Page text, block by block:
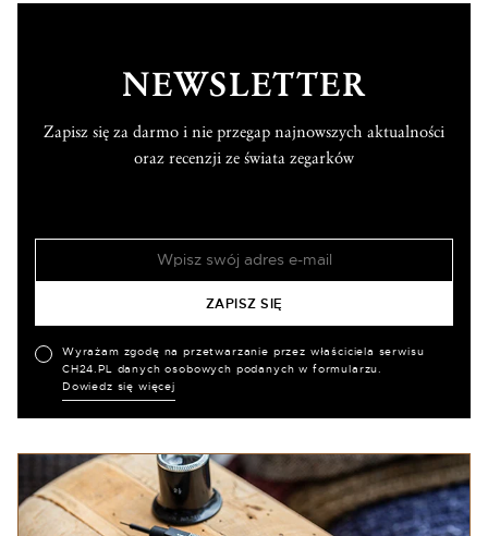
NEWSLETTER
Zapisz się za darmo i nie przegap najnowszych aktualności
oraz recenzji ze świata zegarków
Wyrażam zgodę na przetwarzanie przez właściciela serwisu
CH24.PL danych osobowych podanych w formularzu.
Dowiedz się więcej